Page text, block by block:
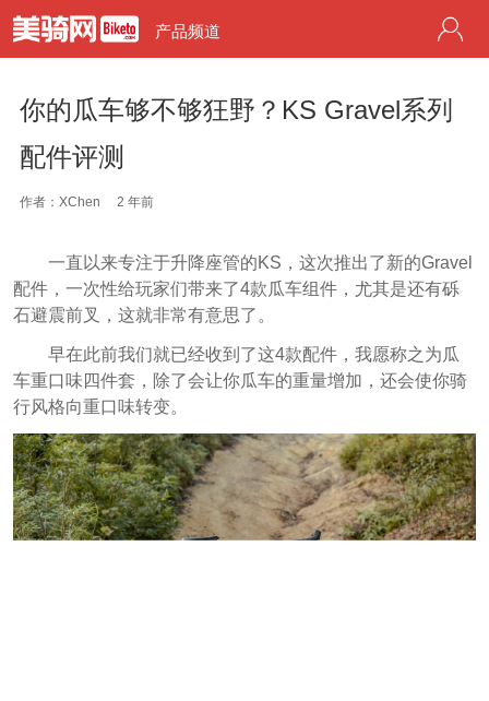
产品频道
你的瓜车够不够狂野？KS Gravel系列
配件评测
作者：XChen 2 年前
一直以来专注于升降座管的KS，这次推出了新的Gravel
配件，一次性给玩家们带来了4款瓜车组件，尤其是还有砾
石避震前叉，这就非常有意思了。
早在此前我们就已经收到了这4款配件，我愿称之为瓜
车重口味四件套，除了会让你瓜车的重量增加，还会使你骑
行风格向重口味转变。